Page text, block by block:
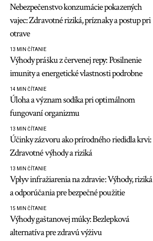
Nebezpečenstvo konzumácie pokazených
vajec: Zdravotné riziká, príznaky a postup pri
otrave
13 MIN ČÍTANIE
Výhody prášku z červenej repy: Posilnenie
imunity a energetické vlastnosti podrobne
14 MIN ČÍTANIE
Úloha a význam sodíka pri optimálnom
fungovaní organizmu
13 MIN ČÍTANIE
Účinky zázvoru ako prírodného riedidla krvi:
Zdravotné výhody a riziká
13 MIN ČÍTANIE
Vplyv infražiarenia na zdravie: Výhody, riziká
a odporúčania pre bezpečné použitie
15 MIN ČÍTANIE
Výhody gaštanovej múky: Bezlepková
alternatíva pre zdravú výživu